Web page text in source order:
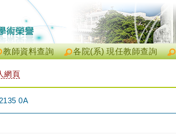
各院(系) 現任教師查詢
教師資料查詢
網頁
0A